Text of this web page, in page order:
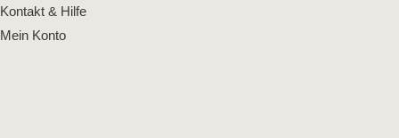
Zum
Inhalt
Kontakt & Hilfe
Mein Konto
Flyout
Menu